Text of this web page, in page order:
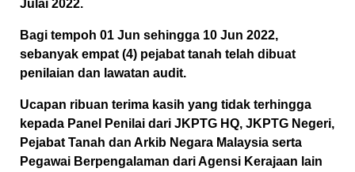
Julai 2022.
Bagi tempoh 01 Jun sehingga 10 Jun 2022,
sebanyak empat (4) pejabat tanah telah dibuat
penilaian dan lawatan audit.
Ucapan ribuan terima kasih yang tidak terhingga
kepada Panel Penilai dari JKPTG HQ, JKPTG Negeri,
Pejabat Tanah dan Arkib Negara Malaysia serta
Pegawai Berpengalaman dari Agensi Kerajaan lain